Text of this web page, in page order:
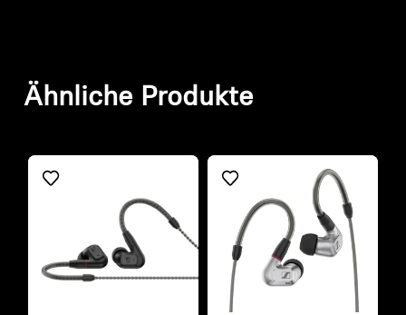
Ähnliche Produkte